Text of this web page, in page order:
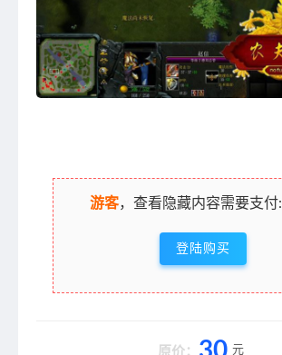
游客，查看隐藏内容需要支付:
登陆购买
原价： 元